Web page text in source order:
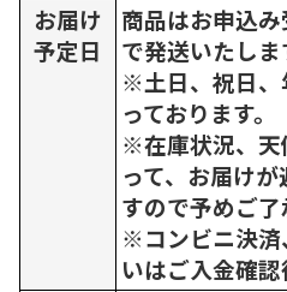
お届け
予定日
商品はお申込
で発送いたしま
※土日、祝日、
っております。
※在庫状況、天
って、お届け
すので予めご了
※コンビニ決済
いはご入金確認